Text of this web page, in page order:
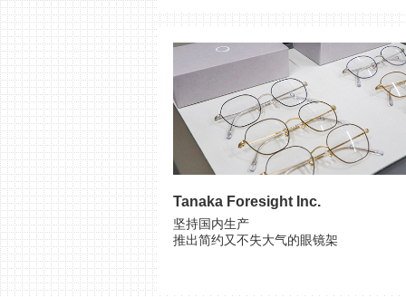
Tanaka Foresight Inc.
坚持国内生产
推出简约又不失大气的眼镜架